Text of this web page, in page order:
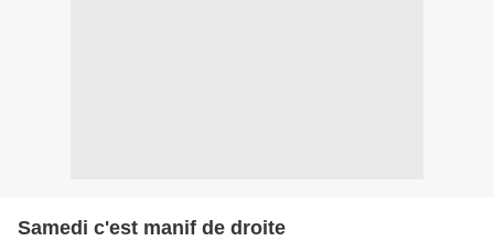
Samedi c'est manif de droite